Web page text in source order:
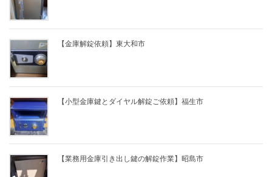
【金庫解錠依頼】東大和市
【小型金庫鍵とダイヤル解錠ご依頼】福生市
【業務用金庫引き出し鍵の解錠作業】昭島市